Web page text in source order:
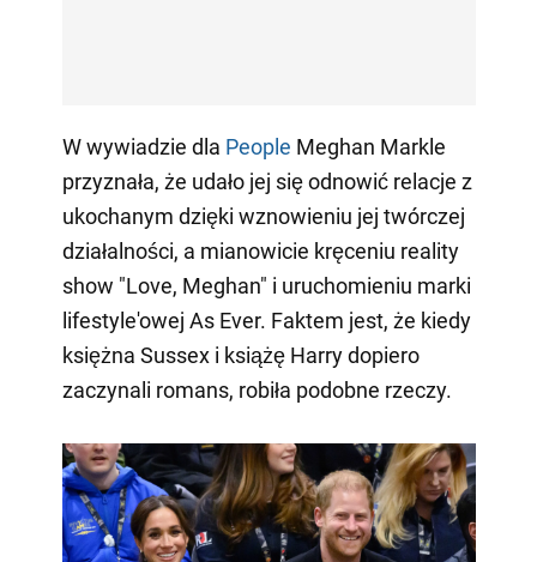
W wywiadzie dla People Meghan Markle
przyznała, że udało jej się odnowić relacje z
ukochanym dzięki wznowieniu jej twórczej
działalności, a mianowicie kręceniu reality
show "Love, Meghan" i uruchomieniu marki
lifestyle'owej As Ever. Faktem jest, że kiedy
księżna Sussex i książę Harry dopiero
zaczynali romans, robiła podobne rzeczy.